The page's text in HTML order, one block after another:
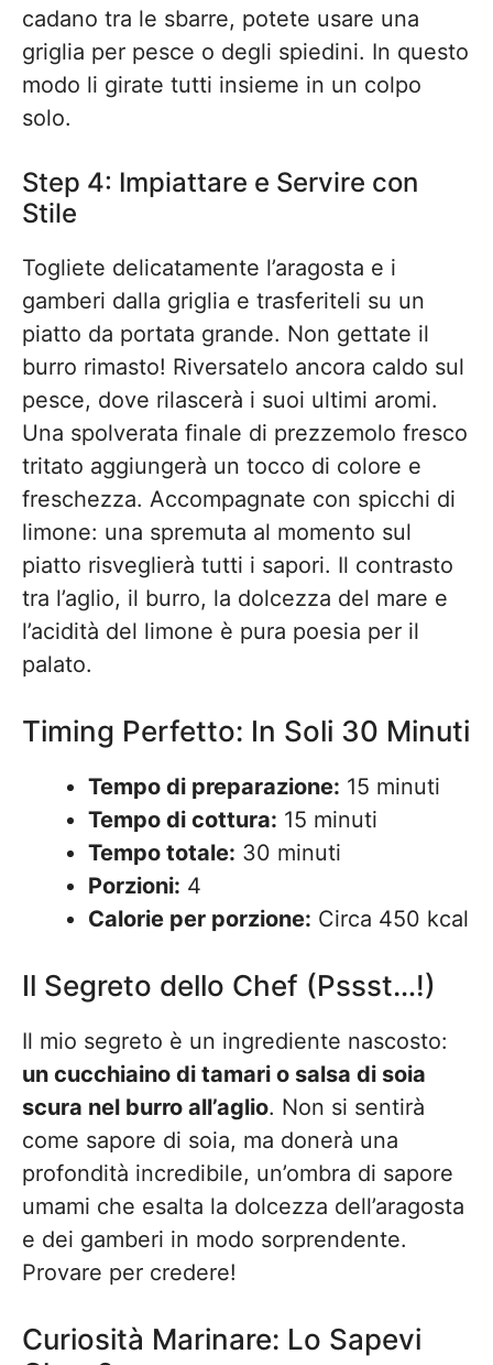
cadano tra le sbarre, potete usare una
griglia per pesce o degli spiedini. In questo
modo li girate tutti insieme in un colpo
solo.
Step 4: Impiattare e Servire con
Stile
Togliete delicatamente l’aragosta e i
gamberi dalla griglia e trasferiteli su un
piatto da portata grande. Non gettate il
burro rimasto! Riversatelo ancora caldo sul
pesce, dove rilascerà i suoi ultimi aromi.
Una spolverata finale di prezzemolo fresco
tritato aggiungerà un tocco di colore e
freschezza. Accompagnate con spicchi di
limone: una spremuta al momento sul
piatto risveglierà tutti i sapori. Il contrasto
tra l’aglio, il burro, la dolcezza del mare e
l’acidità del limone è pura poesia per il
palato.
Timing Perfetto: In Soli 30 Minuti
Tempo di preparazione: 15 minuti
Tempo di cottura: 15 minuti
Tempo totale: 30 minuti
Porzioni: 4
Calorie per porzione: Circa 450 kcal
Il Segreto dello Chef (Pssst…!)
Il mio segreto è un ingrediente nascosto:
un cucchiaino di tamari o salsa di soia
scura nel burro all’aglio. Non si sentirà
come sapore di soia, ma donerà una
profondità incredibile, un’ombra di sapore
umami che esalta la dolcezza dell’aragosta
e dei gamberi in modo sorprendente.
Provare per credere!
Curiosità Marinare: Lo Sapevi